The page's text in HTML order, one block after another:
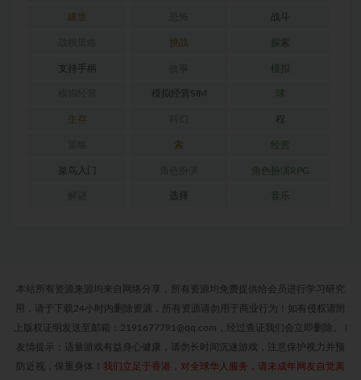
建造 战斗
挑战 探索
支持手柄 模拟
模拟经营SIM 球
生存 程
索 经营
菜鸟入门 角色扮演RPG
选择 音乐
本站所有资源来源均来自网络分享，所有资源均免费提供给会员进行学习研究
用，请于下载24小时内删除资源，所有资源请勿用于商业行为！如有侵权请附
上版权证明发送至邮箱：2191677791@qq.com，经过查证我们会立即删除。
友情提示：适量游戏有益身心健康，请勿长时间沉迷游戏，注意保护视力并预
防近视，保重身体！ 我们立足于香港，对全球华人服务，请未成年网友自觉离